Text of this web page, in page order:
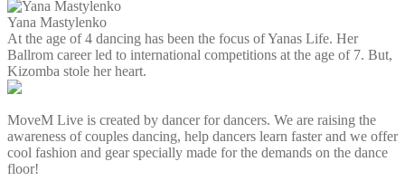
Yana Mastylenko
At the age of 4 dancing has been the focus of Yanas Life. Her
Ballrom career led to international competitions at the age of 7. But,
Kizomba stole her heart.
MoveM Live is created by dancer for dancers. We are raising the
awareness of couples dancing, help dancers learn faster and we offer
cool fashion and gear specially made for the demands on the dance
floor!